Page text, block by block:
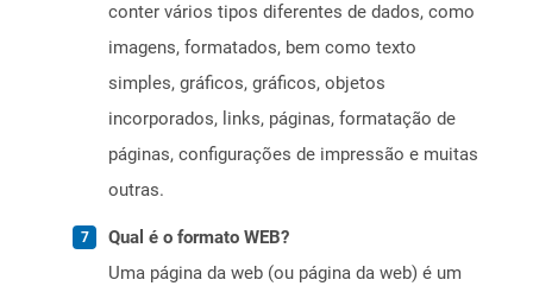
conter vários tipos diferentes de dados, como
imagens, formatados, bem como texto
simples, gráficos, gráficos, objetos
incorporados, links, páginas, formatação de
páginas, configurações de impressão e muitas
outras.
Qual é o formato WEB?
Uma página da web (ou página da web) é um